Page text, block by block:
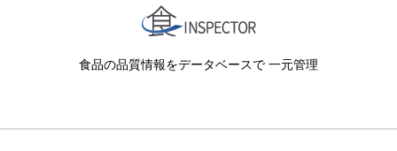
食品の品質情報をデータベースで 一元管理